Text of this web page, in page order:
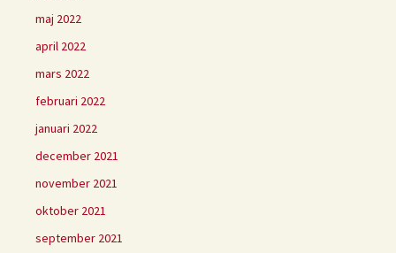
maj 2022
april 2022
mars 2022
februari 2022
januari 2022
december 2021
november 2021
oktober 2021
september 2021